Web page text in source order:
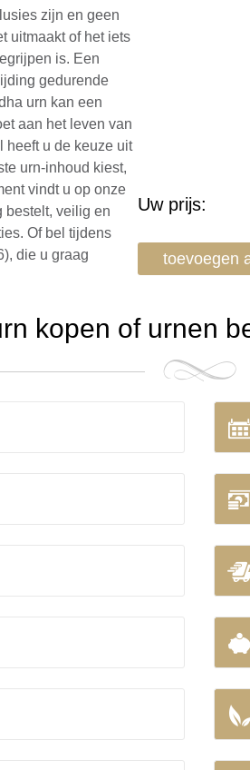
Uw prijs:
toevoegen
zijn en geen
uitmaakt of het iets
is. Een
gedurende
urn kan een
aan het leven van
heeft u de keuze uit
urn-inhoud kiest,
vindt u op onze
bestelt, veilig en
Of bel tijdens
die u graag
kopen of urnen